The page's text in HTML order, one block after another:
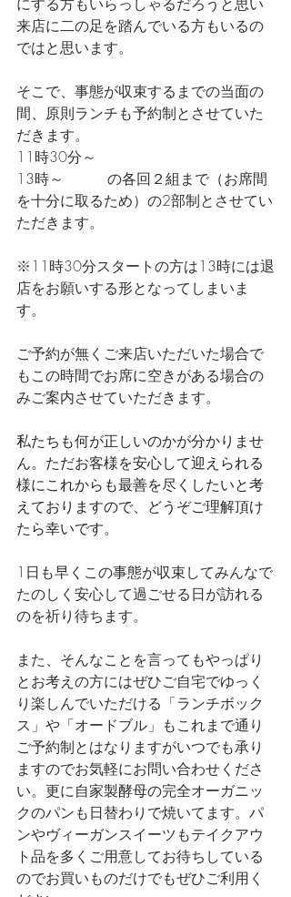
来店に二の足を踏んでいる方もいるの
ではと思います。
そこで、事態が収束するまでの当面の
間、原則ランチも予約制とさせていた
だきます。
11時30分～
13時～　　　の各回２組まで（お席間
を十分に取るため）の2部制とさせてい
ただきます。
※11時30分スタートの方は13時には退
店をお願いする形となってしまいま
す。
ご予約が無くご来店いただいた場合で
もこの時間でお席に空きがある場合の
みご案内させていただきます。
私たちも何が正しいのかが分かりませ
ん。ただお客様を安心して迎えられる
様にこれからも最善を尽くしたいと考
えておりますので、どうぞご理解頂け
たら幸いです。
1日も早くこの事態が収束してみんなで
たのしく安心して過ごせる日が訪れる
のを祈り待ちます。
また、そんなことを言ってもやっぱり
とお考えの方にはぜひご自宅でゆっく
り楽しんでいただける「ランチボック
ス」や「オードブル」もこれまで通り
ご予約制とはなりますがいつでも承り
ますのでお気軽にお問い合わせくださ
い。更に自家製酵母の完全オーガニッ
クのパンも日替わりで焼いてます。パ
ンやヴィーガンスイーツもテイクアウ
ト品を多くご用意してお待ちしている
のでお買いものだけでもぜひご利用く